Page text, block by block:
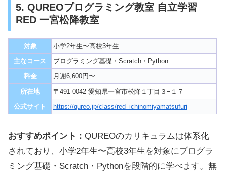
5. QUREOプログラミング教室 自立学習
RED 一宮松降教室
対象
小学2年生〜高校3年生
主なコース
プログラミング基礎・Scratch・Python
料金
月謝6,600円〜
所在地
〒491-0042 愛知県一宮市松降１丁目３−１７
公式サイト
https://qureo.jp/class/red_ichinomiyamatsufuri
おすすめポイント： QUREOのカリキュラムは体系化
されており、小学2年生〜高校3年生を対象にプログラ
ミング基礎・Scratch・Pythonを段階的に学べます。無